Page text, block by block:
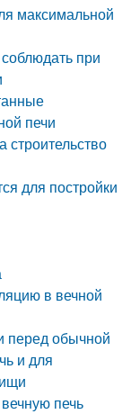
максимальной
при
печи
для постройки
в вечной
перед обычной
и для
печь